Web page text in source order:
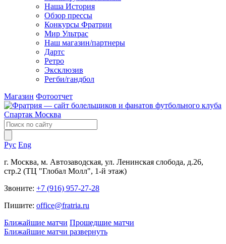
Наша История
Обзор прессы
Конкурсы Фратрии
Мир Ультрас
Наш магазин/партнеры
Дартс
Ретро
Эксклюзив
Регби/гандбол
Магазин Фотоотчет
Рус Eng
г. Москва, м. Автозаводская, ул. Ленинская слобода, д.26,
стр.2 (ТЦ "Глобал Молл", 1-й этаж)
Звоните: +7 (916) 957-27-28
Пишите: office@fratria.ru
Ближайшие матчи Прошедшие матчи
Ближайшие матчи развернуть